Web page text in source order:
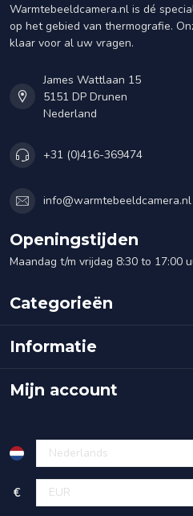
Warmtebeeldcamera.nl is dé
op het gebied van thermografie.
klaar voor al uw vragen.
James Wattlaan 15
5151 DP Drunen
Nederland
+31 (0)416-369474
info@warmtebeeldcamera.nl
Openingstijden
Maandag t/m vrijdag 8:30 to 17:00
Categorieën
Informatie
Mijn account
€